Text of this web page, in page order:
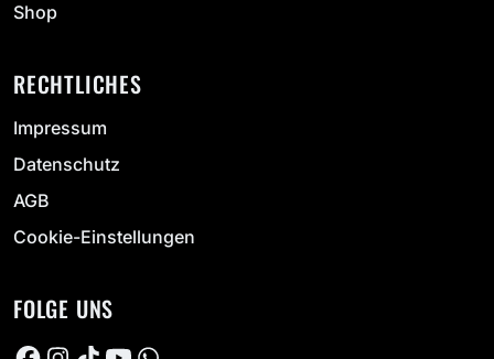
Shop
RECHTLICHES
Impressum
Datenschutz
AGB
Cookie-Einstellungen
FOLGE UNS